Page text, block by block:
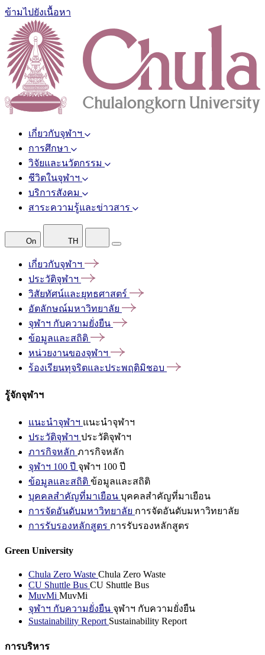
ข้ามไปยังเนื้อหา
เกี่ยวกับจุฬาฯ
การศึกษา
วิจัยและนวัตกรรม
ชีวิตในจุฬาฯ
บริการสังคม
สาระความรู้และข่าวสาร
On TH
เกี่ยวกับจุฬาฯ
ประวัติจุฬาฯ
วิสัยทัศน์และยุทธศาสตร์
อัตลักษณ์มหาวิทยาลัย
จุฬาฯ กับความยั่งยืน
ข้อมูลและสถิติ
หน่วยงานของจุฬาฯ
ร้องเรียนทุจริตและประพฤติมิชอบ
รู้จักจุฬาฯ
แนะนำจุฬาฯ แนะนำจุฬาฯ
ประวัติจุฬาฯ ประวัติจุฬาฯ
ภารกิจหลัก ภารกิจหลัก
จุฬาฯ 100 ปี จุฬาฯ 100 ปี
ข้อมูลและสถิติ ข้อมูลและสถิติ
บุคคลสำคัญที่มาเยือน บุคคลสำคัญที่มาเยือน
การจัดอันดับมหาวิทยาลัย การจัดอันดับมหาวิทยาลัย
การรับรองหลักสูตร การรับรองหลักสูตร
Green University
Chula Zero Waste Chula Zero Waste
CU Shuttle Bus CU Shuttle Bus
MuvMi MuvMi
จุฬาฯ กับความยั่งยืน จุฬาฯ กับความยั่งยืน
Sustainability Report Sustainability Report
การบริหาร